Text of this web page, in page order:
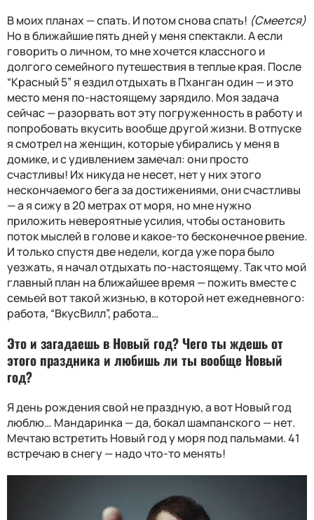
В моих планах — спать. И потом снова спать! (Смеется)
Но в ближайшие пять дней у меня спектакли. А если
говорить о личном, то мне хочется классного и
долгого семейного путешествия в теплые края. После
“Красный 5” я ездил отдыхать в Пханган один — и это
место меня по-настоящему зарядило. Моя задача
сейчас — разорвать вот эту погруженность в работу и
попробовать вкусить вообще другой жизни. В отпуске
я смотрел на женщин, которые убирались у меня в
домике, и с удивлением замечал: они просто
счастливы! Их никуда не несет, нет у них этого
нескончаемого бега за достижениями, они счастливы
— а я сижу в 20 метрах от моря, но мне нужно
приложить невероятные усилия, чтобы остановить
поток мыслей в голове и какое-то бесконечное рвение.
И только спустя две недели, когда уже пора было
уезжать, я начал отдыхать по-настоящему. Так что мой
главный план на ближайшее время — пожить вместе с
семьей вот такой жизнью, в которой нет ежедневного:
работа, “ВкусВилл”, работа…
Это и загадаешь в Новый год? Чего ты ждешь от
этого праздника и любишь ли ты вообще Новый
год?
Я день рождения свой не праздную, а вот Новый год
люблю… Мандаринка — да, бокал шампанского — нет.
Мечтаю встретить Новый год у моря под пальмами. 41
встречаю в снегу — надо что-то менять!